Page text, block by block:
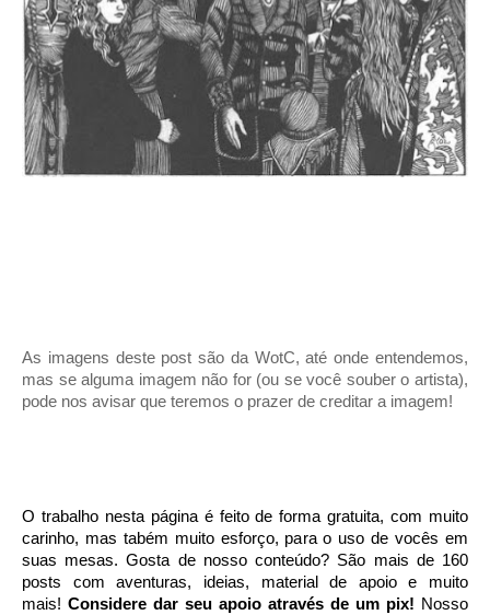
As imagens deste post são da WotC, até onde entendemos,
mas se alguma imagem não for (ou se você souber o artista),
pode nos avisar que teremos o prazer de creditar a imagem!
O trabalho nesta página é feito de forma gratuita, com muito
carinho, mas tabém muito esforço, para o uso de vocês em
suas mesas. Gosta de nosso conteúdo? São mais de 160
posts com aventuras, ideias, material de apoio e muito
mais! Considere dar seu apoio através de um pix! Nosso